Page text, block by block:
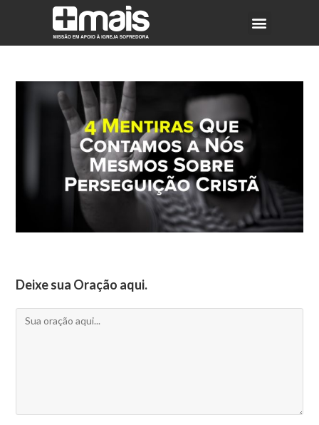
Deixe sua Oração aqui.